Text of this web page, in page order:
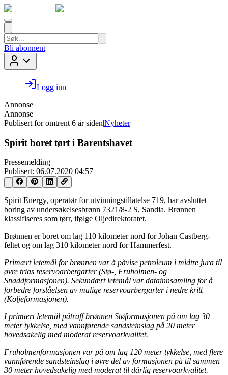
Bli abonnent
Logg inn
Annonse
Annonse
Publisert for omtrent 6 år siden|Nyheter
Spirit boret tørt i Barentshavet
Pressemelding
Publisert: 06.07.2020 04:57
Spirit Energy, operatør for utvinningstillatelse 719, har avsluttet
boring av undersøkelsesbrønn 7321/8-2 S, Sandia. Brønnen
klassifiseres som tørr, ifølge Oljedirektoratet.
Brønnen er boret om lag 110 kilometer nord for Johan Castberg-
feltet og om lag 310 kilometer nord for Hammerfest.
Primært letemål for brønnen var å påvise petroleum i midtre jura til
øvre trias reservoarbergarter (Stø-, Fruholmen- og
Snaddformasjonen). Sekundært letemål var datainnsamling for å
forbedre forståelsen av mulige reservoarbergarter i nedre kritt
(Koljeformasjonen).
I primært letemål påtraff brønnen Støformasjonen på om lag 30
meter tykkelse, med vannførende sandsteinslag på 20 meter
hovedsakelig med moderat reservoarkvalitet.
Fruholmenformasjonen var på om lag 120 meter tykkelse, med flere
vannførende sandsteinslag i øvre del av formasjonen på til sammen
30 meter hovedsakelig med moderat til dårlig reservoarkvalitet.